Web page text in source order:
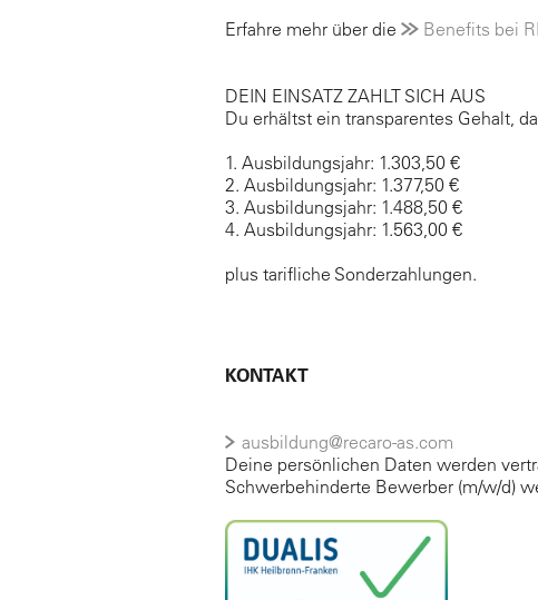
Erfahre mehr über die Benefits bei
DEIN EINSATZ ZAHLT SICH AUS
Du erhältst ein transparentes Gehalt,
1. Ausbildungsjahr: 1.303,50 €
2. Ausbildungsjahr: 1.377,50 €
3. Ausbildungsjahr: 1.488,50 €
4. Ausbildungsjahr: 1.563,00 €
plus tarifliche Sonderzahlungen.
KONTAKT
ausbildung@recaro-as.com
Deine persönlichen Daten werden
Schwerbehinderte Bewerber (m/w/d)